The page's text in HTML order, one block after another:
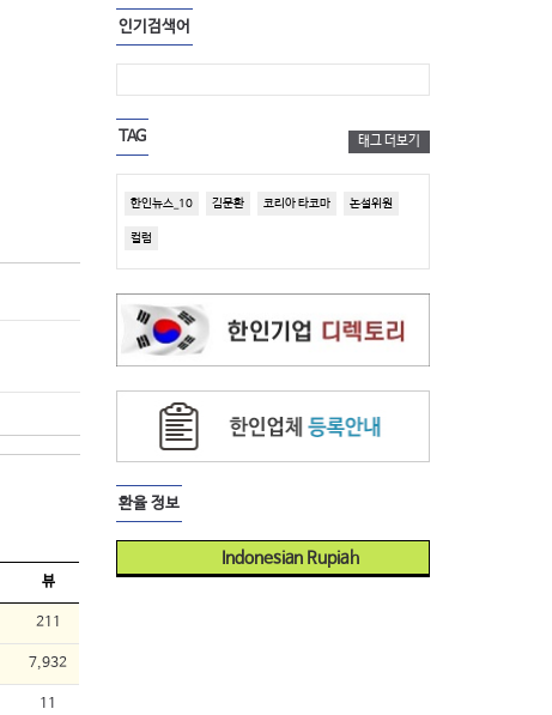
뷰
211
7,932
11
인기검색어
TAG 태그 더보기
한인뉴스_10 김문환 코리아 타코마 논설위원
컬럼
환율 정보
Indonesian Rupiah